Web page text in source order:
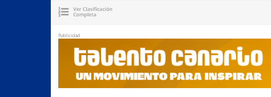
Publicidad